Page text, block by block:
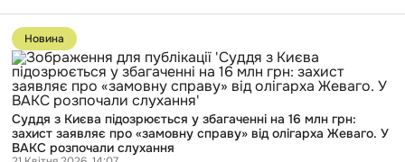
вогонь»:
поліцейський
пояснив
свої
дії
під
час
стрілянини
Києві
Перейти
до
публікації
Суддя
Києва
підозрюється
збагаченні
на
Новина
Суддя з Києва підозрюється у збагаченні на 16 млн грн:
захист заявляє про «замовну справу» від олігарха Жеваго. У
ВАКС розпочали слухання